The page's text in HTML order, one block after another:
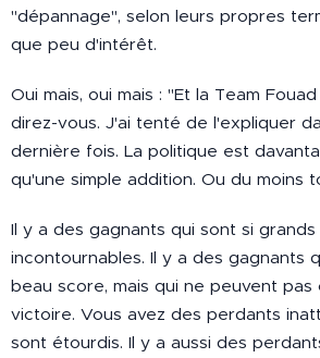
"dépannage", selon leurs propres
que peu d'intérêt.
Oui mais, oui mais : "Et la Team
direz-vous. J'ai tenté de l'expliquer
dernière fois. La politique est
qu'une simple addition. Ou du moins
Il y a des gagnants qui sont si grands
incontournables. Il y a des gagnants
beau score, mais qui ne peuvent
victoire. Vous avez des perdants
sont étourdis. Il y a aussi des